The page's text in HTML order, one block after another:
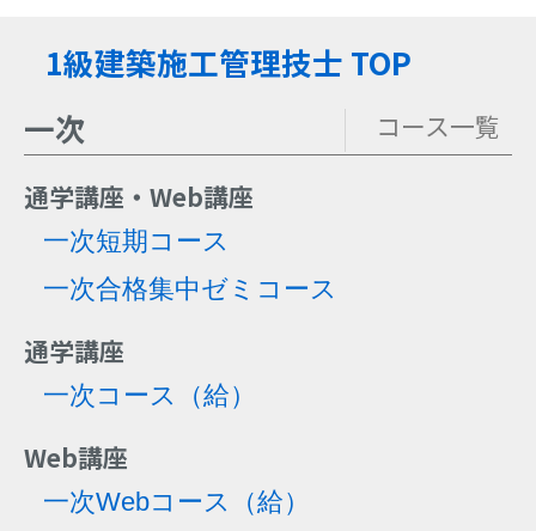
1級建築施工管理技士 TOP
一次
コース一覧
通学講座・Web講座
一次短期コース
一次合格集中ゼミコース
通学講座
一次コース （給）
Web講座
一次Webコース （給）